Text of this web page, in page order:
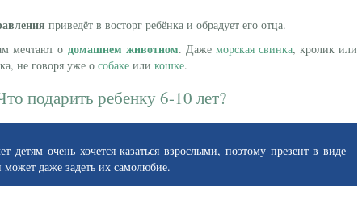
приведёт в восторг ребёнка и обрадует его отца.
мечтают о домашнем животном. Даже морская свинка, кролик или
не говоря уже о собаке или кошке.
подарить ребенку 6-10 лет?
детям очень хочется казаться взрослыми, поэтому презент в виде
даже задеть их самолюбие.